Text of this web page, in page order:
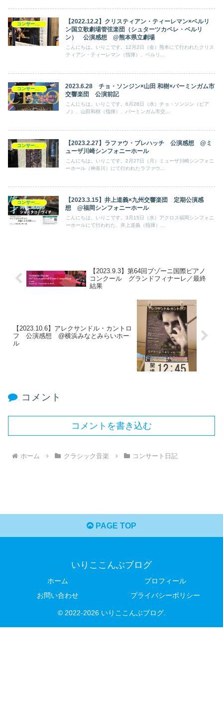
コンサート日記
【2022.12.2】クリスティアン・ティーレマン×ベルリ
ン国立歌劇場管弦楽団（シュターツカペレ・ベルリ
ン） 公演感想 @熊本県立劇場
こんにちは。いりこです。12月2日（金）熊本にて行われたクリス
ティアン・ティーレマン（指揮）、ベルリ...
コンサート日記
2023.6.28 チョ・ソンジン×山田 和樹×バーミンガム市
交響楽団 公演前記
こんにちは。いりこです。6月28日（水）チョ・ソンジン（ピア
ノ）、山田和樹（指揮）、バーミンガム市交...
コンサート日記
【2023.2.27】ラファウ・ブレハッチ 公演感想 @ミ
ューザ川崎シンフォニーホール
こんにちは。いりこです。2月27日（月）ミューザ川崎シンフォニ
ーホール（神奈川）にて行われたラファウ...
コンサート日記
【2023.3.15】井上道義×九州交響楽団 定期公演感
想 @福岡シンフォニーホール
こんにちは。いりこです。3月15日（水）アクロス福岡シンフォニ
ーホールにて行われた、井上道義（指揮）...
【2023.9.3】第64回ブゾーニ国際ピアノ
コンクール グランドフィナーレ／最終
結果
【2023.10.6】アレクサンドル・カントロ
フ 公演感想 @横浜みなとみらいホー
ル
コメント
コメントを書き込む
ホーム クラシック音楽 コンサート日記
PAGE TOP
いりここんぶブログ
ホーム
プロフィール
お問い合わせ
プライバシーポリシー
© 2022-2026 いりここんぶブログ.